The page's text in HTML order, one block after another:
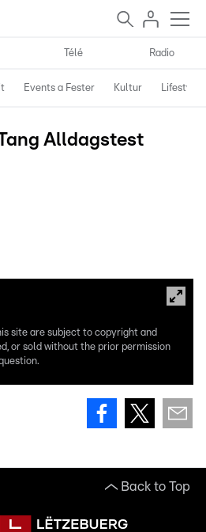
Télé Radio
Events a Fester Kultur Lifestyle
Alldagstest
site are subject to copyright and
or sold without the prior permission
Back to Top